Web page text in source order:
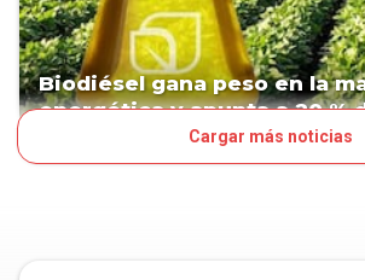
Biodiésel gana peso en la
energética y apunta a 20 %
Cargar más noticias